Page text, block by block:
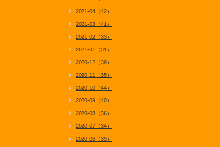
2021-04（42）
2021-03（41）
2021-02（33）
2021-01（31）
2020-12（39）
2020-11（35）
2020-10（44）
2020-09（40）
2020-08（36）
2020-07（34）
2020-06（39）